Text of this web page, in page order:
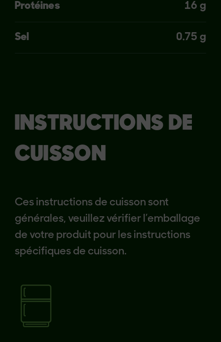
Protéines 16 g
Sel 0.75 g
INSTRUCTIONS DE
CUISSON
Ces instructions de cuisson sont
générales, veuillez vérifier l’emballage
de votre produit pour les instructions
spécifiques de cuisson.